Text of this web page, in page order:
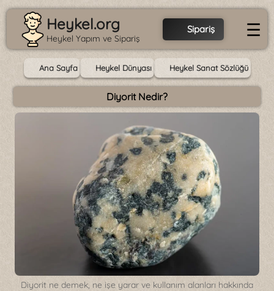
Heykel.org
Heykel Yapım ve Sipariş
Sipariş ☰
Ana Sayfa Heykel Dünyası Heykel Sanat Sözlüğü
Diyorit Nedir?
Diyorit ne demek, ne işe yarar ve kullanım alanları hakkında